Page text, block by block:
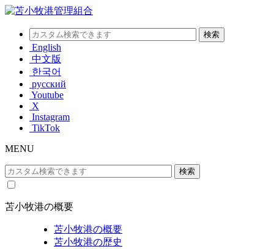
English
中文版
한국어
русский
Youtube
X
Instagram
TikTok
MENU
苫小牧港の概要
苫小牧港の概要
苫小牧港の歴史